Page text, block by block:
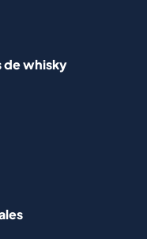
de whisky